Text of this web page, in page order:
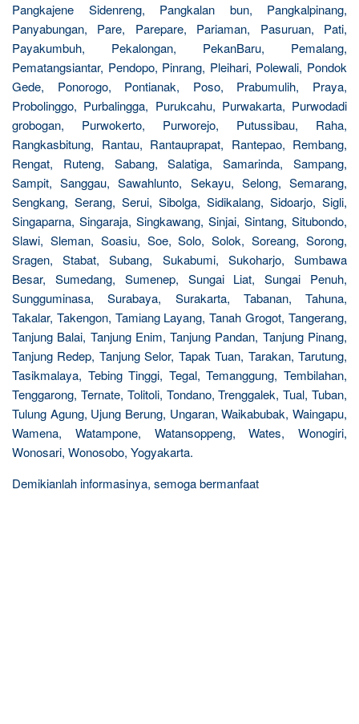
Pangkajene Sidenreng, Pangkalan bun, Pangkalpinang,
Panyabungan, Pare, Parepare, Pariaman, Pasuruan, Pati,
Payakumbuh, Pekalongan, PekanBaru, Pemalang,
Pematangsiantar, Pendopo, Pinrang, Pleihari, Polewali, Pondok
Gede, Ponorogo, Pontianak, Poso, Prabumulih, Praya,
Probolinggo, Purbalingga, Purukcahu, Purwakarta, Purwodadi
grobogan, Purwokerto, Purworejo, Putussibau, Raha,
Rangkasbitung, Rantau, Rantauprapat, Rantepao, Rembang,
Rengat, Ruteng, Sabang, Salatiga, Samarinda, Sampang,
Sampit, Sanggau, Sawahlunto, Sekayu, Selong, Semarang,
Sengkang, Serang, Serui, Sibolga, Sidikalang, Sidoarjo, Sigli,
Singaparna, Singaraja, Singkawang, Sinjai, Sintang, Situbondo,
Slawi, Sleman, Soasiu, Soe, Solo, Solok, Soreang, Sorong,
Sragen, Stabat, Subang, Sukabumi, Sukoharjo, Sumbawa
Besar, Sumedang, Sumenep, Sungai Liat, Sungai Penuh,
Sungguminasa, Surabaya, Surakarta, Tabanan, Tahuna,
Takalar, Takengon, Tamiang Layang, Tanah Grogot, Tangerang,
Tanjung Balai, Tanjung Enim, Tanjung Pandan, Tanjung Pinang,
Tanjung Redep, Tanjung Selor, Tapak Tuan, Tarakan, Tarutung,
Tasikmalaya, Tebing Tinggi, Tegal, Temanggung, Tembilahan,
Tenggarong, Ternate, Tolitoli, Tondano, Trenggalek, Tual, Tuban,
Tulung Agung, Ujung Berung, Ungaran, Waikabubak, Waingapu,
Wamena, Watampone, Watansoppeng, Wates, Wonogiri,
Wonosari, Wonosobo, Yogyakarta.
Demikianlah informasinya, semoga bermanfaat